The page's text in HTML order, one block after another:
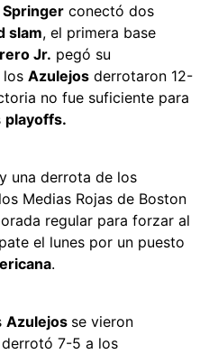
conectó dos
slam, el primera base
Jr. pegó su
los Azulejos derrotaron 12-
no fue suficiente para
playoffs.
una derrota de los
Medias Rojas de Boston
regular para forzar al
el lunes por un puesto
.
Azulejos se vieron
derrotó 7-5 a los